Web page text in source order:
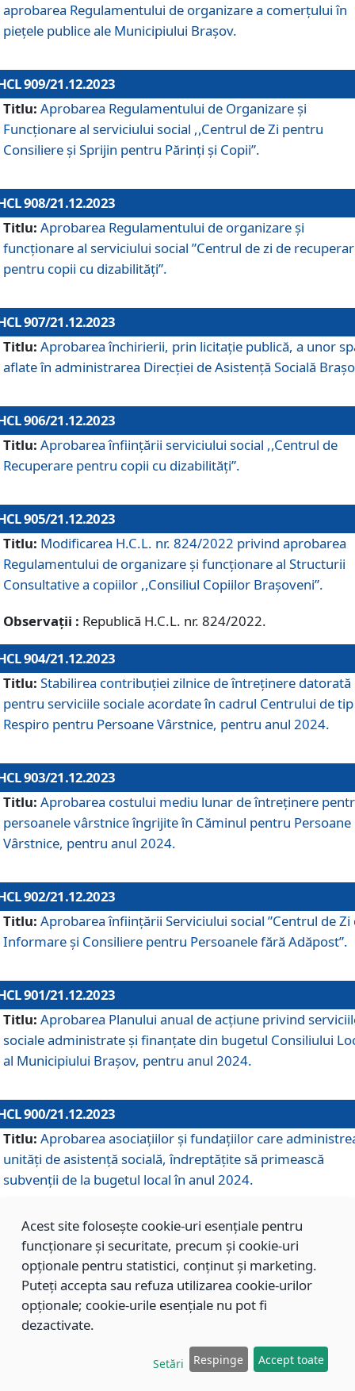
aprobarea Regulamentului de organizare a comerțului în
piețele publice ale Municipiului Braşov.
909/21.12.2023
Titlu: Aprobarea Regulamentului de Organizare și
Funcționare al serviciului social ,,Centrul de Zi pentru
Consiliere şi Sprijin pentru Părinţi şi Copii”.
908/21.12.2023
Titlu: Aprobarea Regulamentului de organizare şi
funcţionare al serviciului social ”Centrul de zi de
pentru copii cu dizabilități”.
907/21.12.2023
Titlu: Aprobarea închirierii, prin licitație publică, a unor
aflate în administrarea Direcției de Asistență Socială
906/21.12.2023
Titlu: Aprobarea înființării serviciului social ,,Centrul de
Recuperare pentru copii cu dizabilități”.
905/21.12.2023
Titlu: Modificarea H.C.L. nr. 824/2022 privind aprobarea
Regulamentului de organizare şi funcţionare al Structurii
Consultative a copiilor ,,Consiliul Copiilor Braşoveni”.
Observații : Republică H.C.L. nr. 824/2022.
904/21.12.2023
Titlu: Stabilirea contribuţiei zilnice de întreținere datorată
pentru serviciile sociale acordate în cadrul Centrului de tip
Respiro pentru Persoane Vârstnice, pentru anul 2024.
903/21.12.2023
Titlu: Aprobarea costului mediu lunar de întreţinere
persoanele vârstnice îngrijite în Căminul pentru Persoane
Vârstnice, pentru anul 2024.
902/21.12.2023
Titlu: Aprobarea înființării Serviciului social ”Centrul de Zi
Informare și Consiliere pentru Persoanele fără Adăpost”.
901/21.12.2023
Titlu: Aprobarea Planului anual de acțiune privind
sociale administrate și finanțate din bugetul Consiliului
al Municipiului Brașov, pentru anul 2024.
900/21.12.2023
Titlu: Aprobarea asociațiilor şi fundațiilor care
unități de asistenţă socială, îndreptăţite să primească
subvenţii de la bugetul local în anul 2024.
899/21.12.2023
Aprobarea standardelor de cost pentru serviciile
sociale furnizate în cadrul Direcției de Asistență Socială
Brașov, pentru anul 2024.
Modificarea Anexei la H.C.L. nr. 91 din 09.02.2018,
Acest site folosește cookie-uri esențiale pentru
funcționare și securitate, precum și cookie-uri
opționale pentru statistici, conținut și marketing.
Puteți accepta sau refuza utilizarea cookie-urilor
opționale; cookie-urile esențiale nu pot fi
dezactivate.
Setări Respinge Accept toate